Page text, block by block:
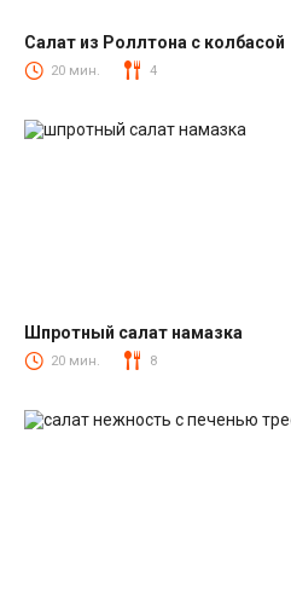
Салаты с колбасой
Салат из Роллтона с колбасой
20 мин. 4
Салаты со шпротами
Шпротный салат намазка
20 мин. 8